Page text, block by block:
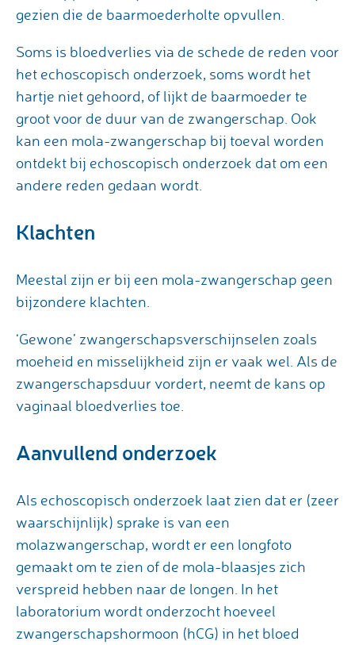
gezien die de baarmoederholte opvullen.
Soms is bloedverlies via de schede de reden voor
het echoscopisch onderzoek, soms wordt het
hartje niet gehoord, of lijkt de baarmoeder te
groot voor de duur van de zwangerschap. Ook
kan een mola-zwangerschap bij toeval worden
ontdekt bij echoscopisch onderzoek dat om een
andere reden gedaan wordt.
Klachten
Meestal zijn er bij een mola-zwangerschap geen
bijzondere klachten.
‘Gewone’ zwangerschapsverschijnselen zoals
moeheid en misselijkheid zijn er vaak wel. Als de
zwangerschapsduur vordert, neemt de kans op
vaginaal bloedverlies toe.
Aanvullend onderzoek
Als echoscopisch onderzoek laat zien dat er (zeer
waarschijnlijk) sprake is van een
molazwangerschap, wordt er een longfoto
gemaakt om te zien of de mola-blaasjes zich
verspreid hebben naar de longen. In het
laboratorium wordt onderzocht hoeveel
zwangerschapshormoon (hCG) in het bloed